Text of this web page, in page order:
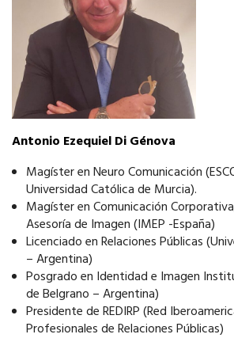
Antonio Ezequiel Di Génova
Magíster en Neuro Comunicación
Universidad Católica de Murcia).
Magíster en Comunicación
Asesoría de Imagen (IMEP -España)
Licenciado en Relaciones Públicas
– Argentina)
Posgrado en Identidad e Imagen
de Belgrano – Argentina)
Presidente de REDIRP (Red
Profesionales de Relaciones Públicas)